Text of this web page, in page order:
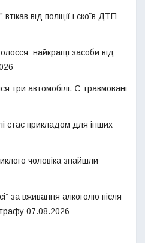
від поліції і скоїв ДТП
найкращі засоби від
три автомобілі. Є травмовані
стає прикладом для інших
чоловіка знайшли
за вживання алкоголю після
07.08.2026